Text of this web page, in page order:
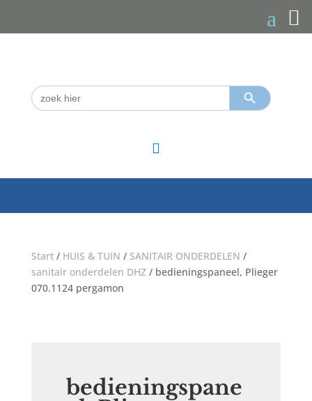
Zoek
naar:
Zoekknop

Start/ HUIS & TUIN / SANITAIR ONDERDELEN /
sanitair onderdelen DHZ/ bedieningspaneel, Plieger
070.1124 pergamon
bedieningspane